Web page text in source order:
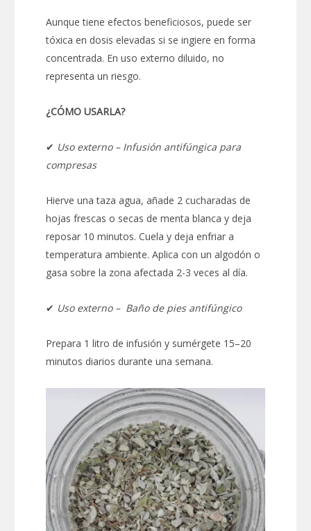
Aunque tiene efectos beneficiosos, puede ser
tóxica en dosis elevadas si se ingiere en forma
concentrada. En uso externo diluido, no
representa un riesgo.
¿CÓMO USARLA?
✔ Uso externo – Infusión antifúngica para
compresas
Hierve una taza agua, añade 2 cucharadas de
hojas frescas o secas de menta blanca y deja
reposar 10 minutos. Cuela y deja enfriar a
temperatura ambiente. Aplica con un algodón o
gasa sobre la zona afectada 2-3 veces al día.
✔ Uso externo – Baño de pies antifúngico
Prepara 1 litro de infusión y sumérgete 15–20
minutos diarios durante una semana.